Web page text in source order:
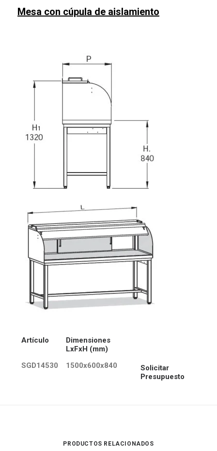
Mesa con cúpula de aislamiento
Artículo
Dimensiones
LxFxH (mm)
SGD14530
1500x600x840
Solicitar
Presupuesto
PRODUCTOS RELACIONADOS